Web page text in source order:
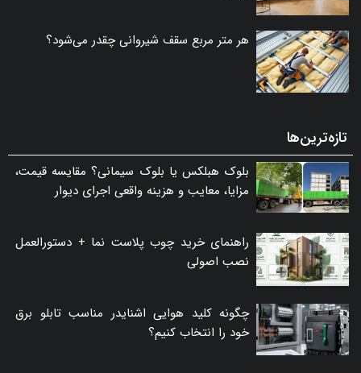
هر متر مربع سقف شیروانی چقدر می‌شود؟
تازه‌ترین‌ها
بلوک هبلکس یا بلوک سیمانی؟ مقایسه قیمت،
مزایا، معایب و هزینه واقعی اجرای دیوار
راهنمای خرید چوب پلاست نما + دستورالعمل
نصب اصولی
چگونه کلید هوایی اشنایدر مناسب تابلو برق
خود را انتخاب کنیم؟